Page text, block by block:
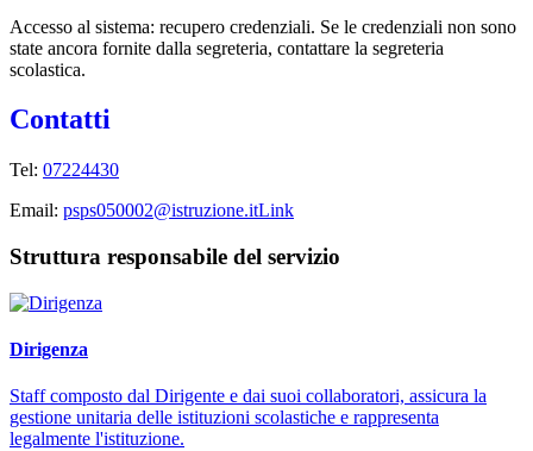
Accesso al sistema: recupero credenziali. Se le credenziali non sono
state ancora fornite dalla segreteria, contattare la segreteria
scolastica.
Contatti
Tel: 07224430
Email: psps050002@istruzione.itLink
Struttura responsabile del servizio
Dirigenza
Staff composto dal Dirigente e dai suoi collaboratori, assicura la
gestione unitaria delle istituzioni scolastiche e rappresenta
legalmente l'istituzione.